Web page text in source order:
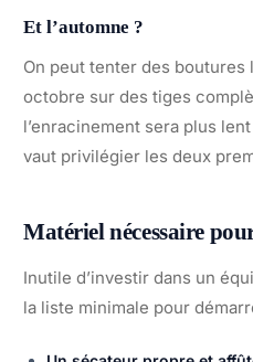
Et l’automne ?
On peut tenter des
octobre sur des tiges
l’enracinement sera plus
vaut privilégier les deux
Matériel nécessaire
Inutile d’investir dans un
la liste minimale pour